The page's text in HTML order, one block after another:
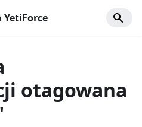
otagowana